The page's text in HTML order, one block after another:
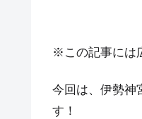
※この記事には
今回は、伊勢神
す！